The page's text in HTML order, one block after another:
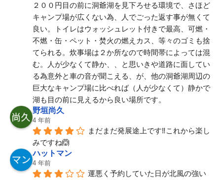
２００円目の前に洞爺湖を見下ろせる環境で、さほど
キャンプ場が広くない為、人でごった返す事が無くて
良い。トイレはウォッシュレット付きで最高、可燃・
不燃・缶・ペット・焚火の燃えカス、等々のゴミも捨
てられる。炊事場は２か所なので時間帯によっては混
む。人が少なくて静か、、と思いきや道路に面してい
る為意外と車の音が聞こえる、が、他の洞爺湖周辺の
巨大なキャンプ場に比べれば（人が少なくて）静かで
湖も目の前に見えるから良い場所です。
野垣尚久
4 年前
まだまだ発展途上です‼️これから楽し
みですね🙆
ハットマン
4 年前
運悪く予約していた日が北風の強い